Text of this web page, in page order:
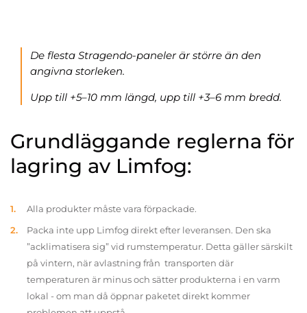
De flesta Stragendo-paneler är större än den
angivna storleken.
Upp till +5–10 mm längd, upp till +3–6 mm bredd.
Grundläggande reglerna för
lagring av Limfog:
Alla produkter måste vara förpackade.
Packa inte upp Limfog direkt efter leveransen. Den ska
”acklimatisera sig” vid rumstemperatur. Detta gäller särskilt
på vintern, när avlastning från transporten där
temperaturen är minus och sätter produkterna i en varm
lokal - om man då öppnar paketet direkt kommer